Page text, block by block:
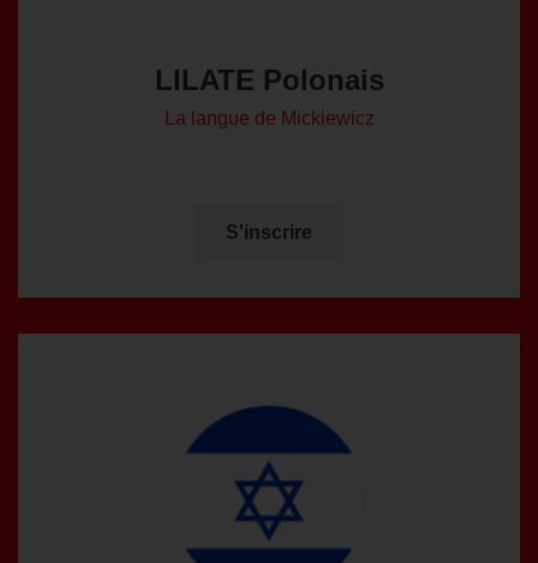
LILATE Polonais
La langue de Mickiewicz
S'inscrire